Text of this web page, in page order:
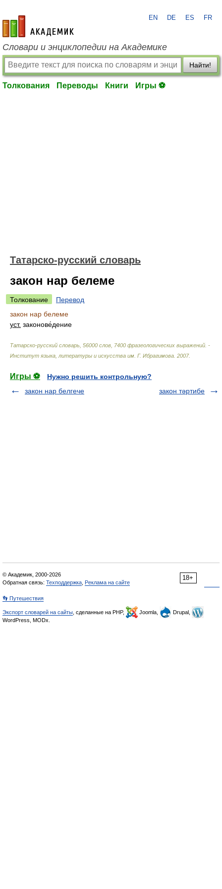
academic.ru
EN DE ES FR
Словари и энциклопедии на Академике
Найти!
Толкования Переводы Книги Игры ⚽
Татарско-русский словарь
закон нар белеме
Толкование
Перевод
закон нар белеме
уст. законове́дение
Татарско-русский словарь, 56000 слов, 7400 фразеологических выражений. -
Институт языка, литературы и искусства им. Г. Ибрагимова 2007.
Игры ⚽
Нужно решить контрольную?
закон нар белгече
закон тәртибе
18+
© Академик, 2000-2026
Обратная связь: Техподдержка Реклама на сайте
👣 Путешествия
Экспорт словарей на сайты , сделанные на PHP, Joomla,
Drupal,
WordPress, MODx.